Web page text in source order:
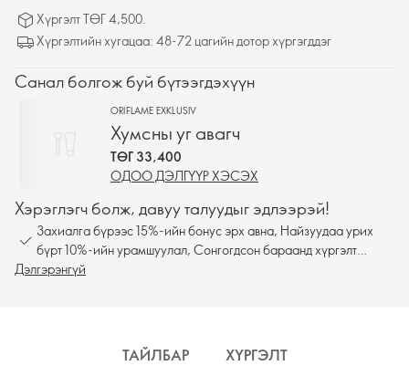
Хүргэлт ТӨГ 4,500.
Хүргэлтийн хугацаа: 48-72 цагийн дотор хүргэгддэг
Санал болгож буй бүтээгдэхүүн
ORIFLAME EXKLUSIV
Хумсны уг авагч
ТӨГ 33,400
ОДОО ДЭЛГҮҮР ХЭСЭХ
Хэрэглэгч болж, давуу талуудыг эдлээрэй!
Захиалга бүрээс 15%-ийн бонус эрх авна, Найзуудаа урих
бүрт 10%-ийн урамшуулал, Сонгогдсон бараанд хүргэлт
үнэгүй
Дэлгэрэнгүй
ТАЙЛБАР ХҮРГЭЛТ